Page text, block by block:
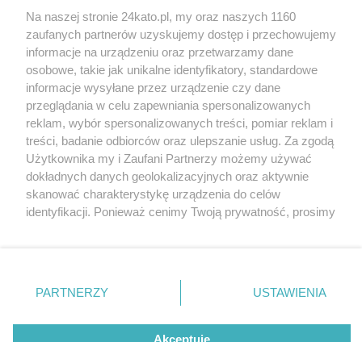
1 / 0
Wydawca mediów lokalnych
Nie zapomnij
zapoznać się z:
polityką prywatności regulamin korzystania z portali
Twojemiasto
Piekary Śląskie
Chorzów
Tarnowskie Góry
Gliwice
Skontakuj sięz nami
Kontakt
Wydawca
Redakcja
Na naszej stronie 24kato.pl, my oraz naszych 1160
zaufanych partnerów uzyskujemy dostęp i przechowujemy
informacje na urządzeniu oraz przetwarzamy dane
osobowe, takie jak unikalne identyfikatory, standardowe
informacje wysyłane przez urządzenie czy dane
przeglądania w celu zapewniania spersonalizowanych
reklam, wybór spersonalizowanych treści, pomiar reklam i
treści, badanie odbiorców oraz ulepszanie usług. Za zgodą
Użytkownika my i Zaufani Partnerzy możemy używać
dokładnych danych geolokalizacyjnych oraz aktywnie
skanować charakterystykę urządzenia do celów
identyfikacji. Ponieważ cenimy Twoją prywatność, prosimy
prywatności znajdujący się w lewym dolnym rogu strony
. Niektóre rodzaje przetwarzania danych nie wymagają
zgody użytkownika, ale masz prawo sprzeciwić się
takiemu przetwarzaniu. Preferencje będą miały
PARTNERZY USTAWIENIA
Akceptuję